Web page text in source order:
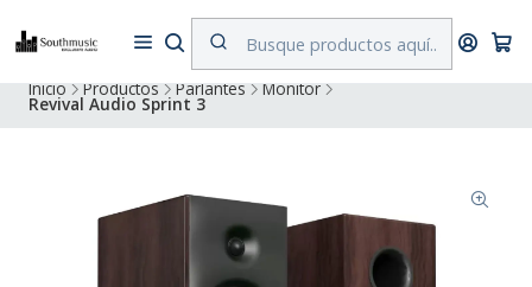
Despacho a todo Chile. Envíos gratuitos a Región Metropolitana por
compras superiores a $500.000
Inicio Productos Parlantes Monitor
Revival Audio Sprint 3